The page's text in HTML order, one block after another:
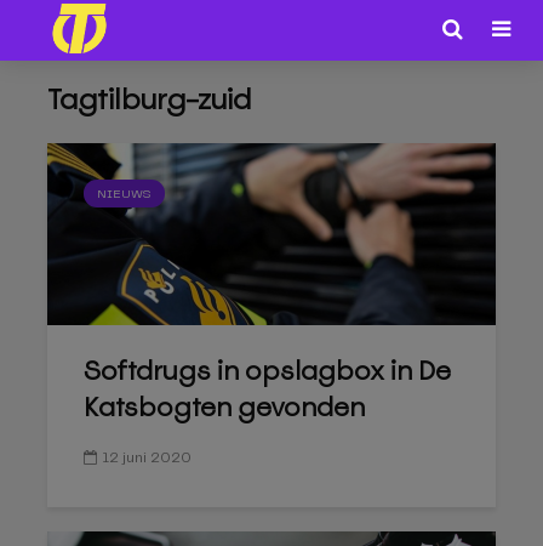
Tagtilburg-zuid
NIEUWS
Softdrugs in opslagbox in De
Katsbogten gevonden
12 juni 2020